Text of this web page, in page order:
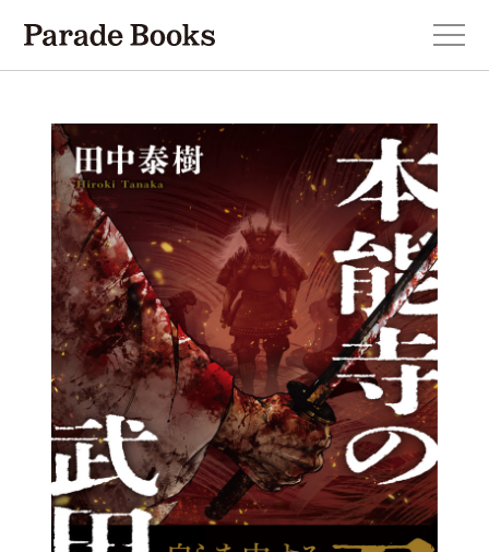
本を探す
新刊・近刊のお知らせ
おすすめ！この一冊。
小説
エッセイ・詩・ノンフィクション
趣味・カルチャー